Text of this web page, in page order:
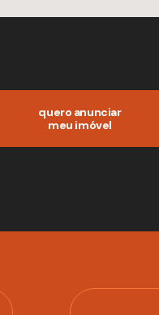
quero anunciar
meu imóvel